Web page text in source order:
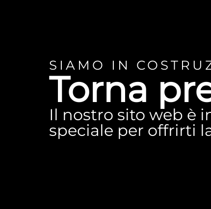
SIAMO IN
Torna
Il nostro sito web è
speciale per offrirti